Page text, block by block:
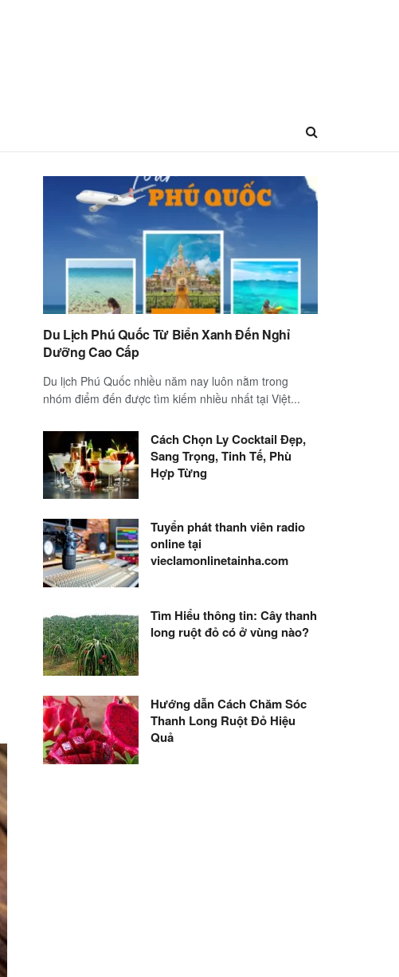
Du Lịch Phú Quốc Từ Biển Xanh Đến Nghỉ
Dưỡng Cao Cấp
Du lịch Phú Quốc nhiều năm nay luôn nằm trong
nhóm điểm đến được tìm kiếm nhiều nhất tại Việt...
Cách Chọn Ly Cocktail Đẹp,
Sang Trọng, Tinh Tế, Phù
Hợp Từng
Tuyển phát thanh viên radio
online tại
vieclamonlinetainha.com
Tìm Hiểu thông tin: Cây thanh
long ruột đỏ có ở vùng nào?
Hướng dẫn Cách Chăm Sóc
Thanh Long Ruột Đỏ Hiệu
Quả